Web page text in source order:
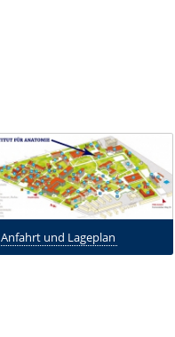
Anfahrt und Lageplan